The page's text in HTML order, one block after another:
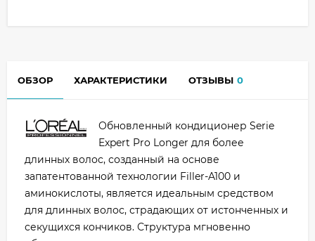
ОБЗОР ХАРАКТЕРИСТИКИ ОТЗЫВЫ 0
Обновленный кондиционер Serie
Expert Pro Longer для более
длинных волос, созданный на основе
запатентованной технологии Filler-A100 и
аминокислоты, является идеальным средством
для длинных волос, страдающих от истонченных и
секущихся кончиков. Структура мгновенно